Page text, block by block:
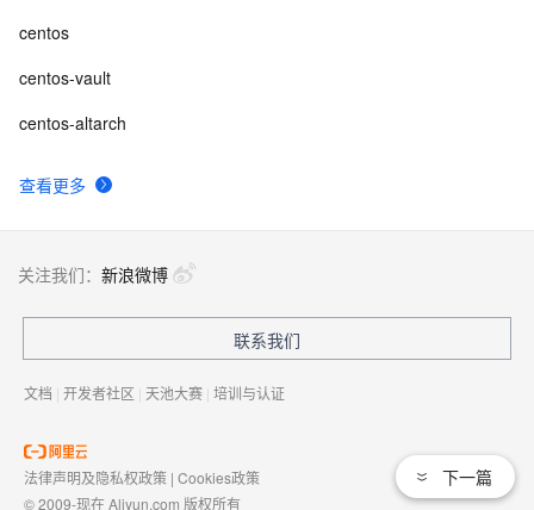
查看更多
centos
centos-vault
centos-altarch
下一篇
关注我们： 新浪微博
联系我们
文档 | 开发者社区 | 天池大赛 | 培训与认证
法律声明及隐私权政策 | Cookies政策
© 2009-现在 Aliyun.com 版权所有